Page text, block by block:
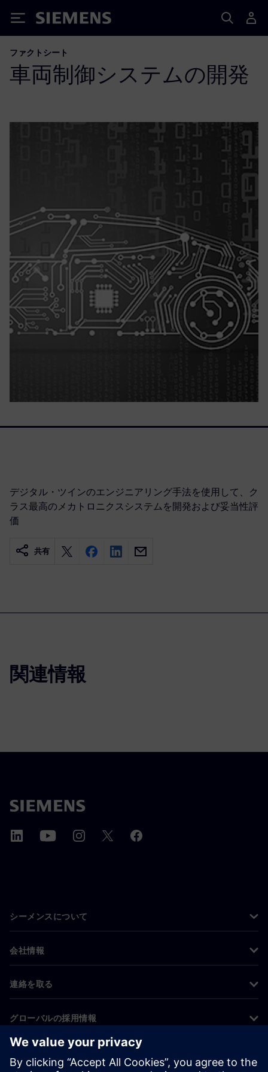
Siemens
ファクトシート
車両制御システムの開発
デジタル・ツインのエンジニアリング手法を使用して、ク
ラス最高のメカトロニクスシステムを開発および妥当性評
価
共有
関連情報
シーメンスについて
会社情報
連絡を取る
グローバルの採用情報
©Siemens 2026